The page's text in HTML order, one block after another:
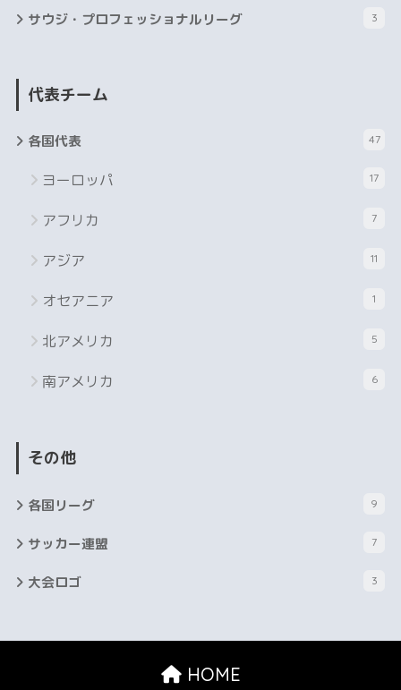
サウジ・プロフェッショナルリーグ 3
代表チーム
各国代表 47
ヨーロッパ 17
アフリカ 7
アジア 11
オセアニア 1
北アメリカ 5
南アメリカ 6
その他
各国リーグ 9
サッカー連盟 7
大会ロゴ 3
HOME